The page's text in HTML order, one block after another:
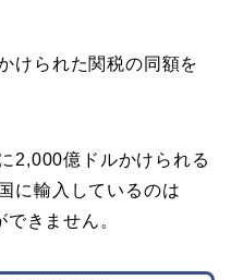
けられた関税の同額を
2,000億ドルかけられる
に輸入しているのは
きません。